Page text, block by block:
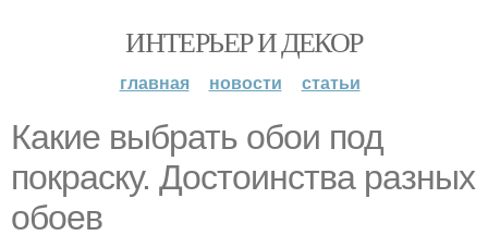
ИНТЕРЬЕР И ДЕКОР
главная новости статьи
Какие выбрать обои под
покраску. Достоинства разных
обоев